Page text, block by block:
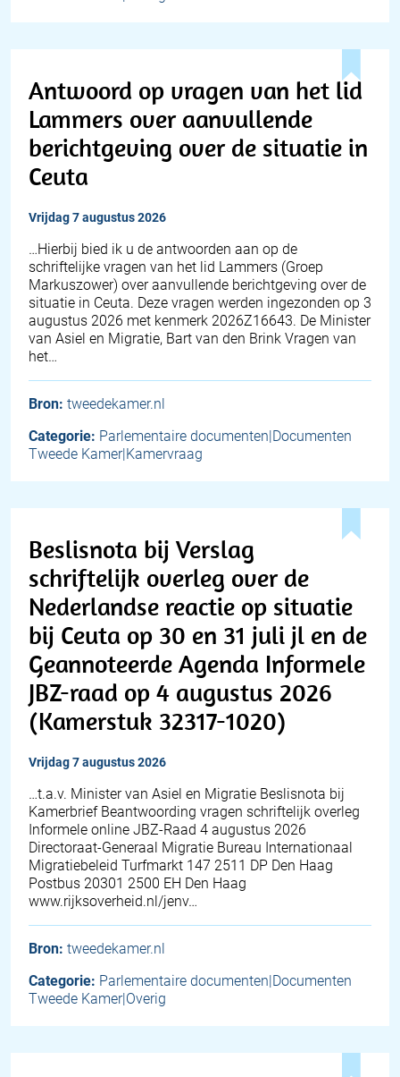
Antwoord op vragen van het lid
Lammers over aanvullende
berichtgeving over de situatie in
Ceuta
vrijdag 7 augustus 2026
… Hierbij bied ik u de antwoorden aan op de
schriftelijke vragen van het lid Lammers (Groep
Markuszower) over aanvullende berichtgeving over de
situatie in Ceuta. Deze vragen werden ingezonden op 3
augustus 2026 met kenmerk 2026Z16643. De Minister
van Asiel en Migratie, Bart van den Brink Vragen van
het…
Bron: tweedekamer.nl
Categorie: Parlementaire documenten|Documenten
Tweede Kamer|Kamervraag
Beslisnota bij Verslag
schriftelijk overleg over de
Nederlandse reactie op situatie
bij Ceuta op 30 en 31 juli jl en de
Geannoteerde Agenda Informele
JBZ-raad op 4 augustus 2026
(Kamerstuk 32317-1020)
vrijdag 7 augustus 2026
…t.a.v. Minister van Asiel en Migratie Beslisnota bij
Kamerbrief Beantwoording vragen schriftelijk overleg
Informele online JBZ-Raad 4 augustus 2026
Directoraat-Generaal Migratie Bureau Internationaal
Migratiebeleid Turfmarkt 147 2511 DP Den Haag
Postbus 20301 2500 EH Den Haag
www.rijksoverheid.nl/jenv…
Bron: tweedekamer.nl
Categorie: Parlementaire documenten|Documenten
Tweede Kamer|Overig